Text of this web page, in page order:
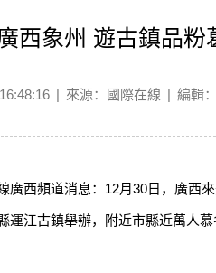
西象州 遊古鎮品粉
| 來源：國際在線 | 編輯
西頻道消息：12月30日，廣西來
運江古鎮舉辦，附近市縣近萬人